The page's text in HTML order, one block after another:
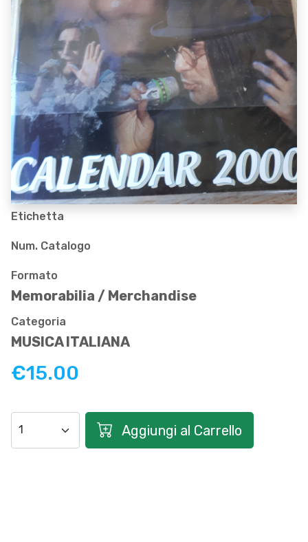
Etichetta
Num. Catalogo
Formato
Memorabilia / Merchandise
Categoria
MUSICA ITALIANA
€15.00
Aggiungi al Carrello